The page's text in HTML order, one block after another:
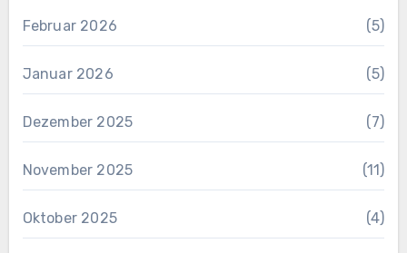
Februar 2026 (5)
Januar 2026 (5)
Dezember 2025 (7)
November 2025 (11)
Oktober 2025 (4)